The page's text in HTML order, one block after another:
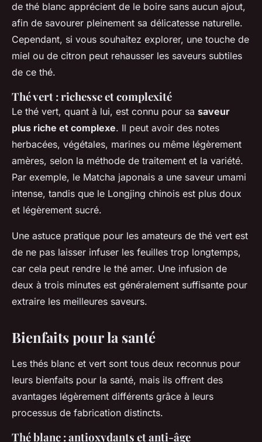
de thé blanc apprécient de le boire sans aucun ajout,
afin de savourer pleinement sa délicatesse naturelle.
Cependant, si vous souhaitez explorer, une touche de
miel ou de citron peut rehausser les saveurs subtiles
de ce thé.
Thé vert : richesse et complexité
Le thé vert, quant à lui, est connu pour sa saveur
plus riche et complexe. Il peut avoir des notes
herbacées, végétales, marines ou même légèrement
amères, selon la méthode de traitement et la variété.
Par exemple, le Matcha japonais a une saveur umami
intense, tandis que le Longjing chinois est plus doux
et légèrement sucré.
Une astuce pratique pour les amateurs de thé vert est
de ne pas laisser infuser les feuilles trop longtemps,
car cela peut rendre le thé amer. Une infusion de
deux à trois minutes est généralement suffisante pour
extraire les meilleures saveurs.
Bienfaits pour la santé
Les thés blanc et vert sont tous deux reconnus pour
leurs bienfaits pour la santé, mais ils offrent des
avantages légèrement différents grâce à leurs
processus de fabrication distincts.
Thé blanc : antioxydants et anti-âge